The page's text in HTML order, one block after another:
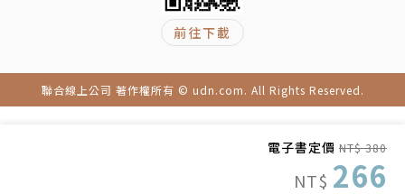
電子書定價 NT$ 380
NT$ 266
˙「課外教學」：歷史之外的有生活趣味題，例如，金
錢的歷史，了解實物貨幣的出現、兌幣商的出現等。以
及到了近代貨幣的流通、擴散，和電子貨幣的普及。
˙「羽田老師教教我！」：在這個小專欄裡，由羽田 正
左右的朝鮮半島，狀況如何？」、「為什麼能夠知道古
前往下載
聯合線上公司 著作權所有 © udn.com. All Rights Reserved.